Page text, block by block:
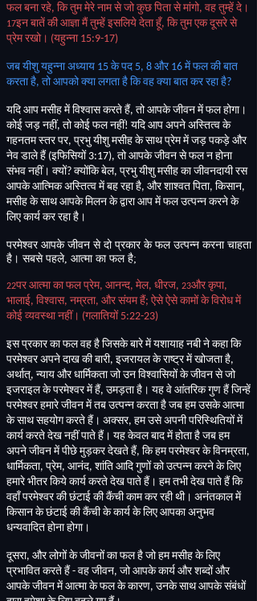
फल बना रहे, कि तुम मेरे नाम से जो कुछ पिता से मांगो, वह तुम्हें दे।
17इन बातें की आज्ञा मैं तुम्हें इसलिये देता हूँ, कि तुम एक दूसरे से
प्रेम रखो। (यहुन्ना 15:9-17)
जब यीशु यहुन्ना अध्याय 15 के पद 5, 8 और 16 में फल की बात
करता है, तो आपको क्या लगता है कि वह क्या बात कर रहा है?
यदि आप मसीह में विश्वास करते हैं, तो आपके जीवन में फल होगा।
कोई जड़ नहीं, तो कोई फल नहीं! यदि आप अपने अस्तित्व के
गहनतम स्तर पर, प्रभु यीशु मसीह के साथ प्रेम में जड़ पकड़े और
नेव डाले हैं (इफिसियों 3:17), तो आपके जीवन से फल न होना
संभव नहीं। क्यों? क्योंकि बेल, प्रभु यीशु मसीह का जीवनदायी रस
आपके आत्मिक अस्तित्व में बह रहा है, और शाश्वत पिता, किसान,
मसीह के साथ आपके मिलन के द्वारा आप में फल उत्पन्न करने के
लिए कार्य कर रहा है।
परमेश्वर आपके जीवन से दो प्रकार के फल उत्पन्न करना चाहता
है। सबसे पहले, आत्मा का फल है;
22पर आत्मा का फल प्रेम, आनन्द, मेल, धीरज, 23और कृपा,
भालाई, विश्वास, नम्रता, और संयम हैं; ऐसे ऐसे कामों के विरोध में
कोई व्यवस्था नहीं। (गलातियों 5:22-23)
इस प्रकार का फल वह है जिसके बारे में यशायाह नबी ने कहा कि
परमेश्वर अपने दाख की बारी, इजरायल के राष्ट्र में खोजता है,
अर्थात्, न्याय और धार्मिकता जो उन विश्वासियों के जीवन से जो
इजराइल के परमेश्वर में हैं, उमड़ता है। यह वे आंतरिक गुण हैं जिन्हें
परमेश्वर हमारे जीवन में तब उत्पन्न करता है जब हम उसके आत्मा
के साथ सहयोग करते हैं। अक्सर, हम उसे अपनी परिस्थितियों में
कार्य करते देख नहीं पाते हैं। यह केवल बाद में होता है जब हम
अपने जीवन में पीछे मुड़कर देखते हैं, कि हम परमेश्वर के विनम्रता,
धार्मिकता, प्रेम, आनंद, शांति आदि गुणों को उत्पन्न करने के लिए
हमारे भीतर किये कार्य करते देख पाते हैं। हम तभी देख पाते हैं कि
वहाँ परमेश्वर की छंटाई की कैंची काम कर रही थी। अनंतकाल में
किसान के छंटाई की कैंची के कार्य के लिए आपका अनुभव
धन्यवादित होना होगा।
दूसरा, और लोगों के जीवनों का फल है जो हम मसीह के लिए
प्रभावित करते हैं - वह जीवन, जो आपके कार्य और शब्दों और
आपके जीवन में आत्मा के फल के कारण, उनके साथ आपके संबंधों